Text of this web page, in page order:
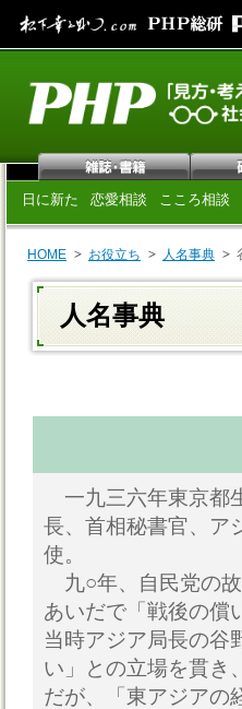
日に新た 恋愛相談 こころ相談
HOME お役立ち 人名事典
人名事典
一九三六年東京都
長、首相秘書官、ア
使。
九○年、自民党の
あいだで「戦後の償
当時アジア局長の谷
い」との立場を貫き
だが、「東アジアの